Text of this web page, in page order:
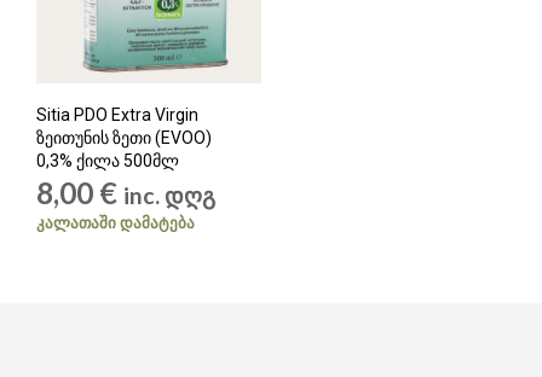
Sitia PDO Extra Virgin
ზეითუნის ზეთი (EVOO)
0,3% ქილა 500მლ
8,00 € inc. დღგ
ᲙᲐᲚᲐᲗᲐᲨᲘ ᲓᲐᲛᲐᲢᲔᲑᲐ